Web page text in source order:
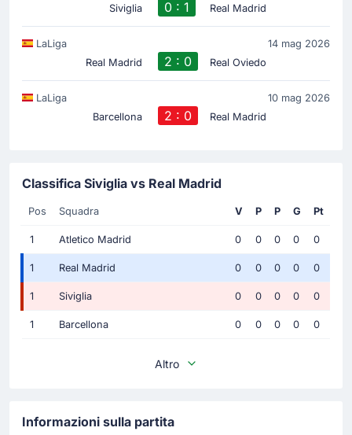
Siviglia
0 : 1 Real Madrid
LaLiga
14 mag 2026
Real Madrid
2 : 0 Real Oviedo
LaLiga
10 mag 2026
Barcellona
2 : 0 Real Madrid
Classifica Siviglia vs Real Madrid
Pos Squadra V P P G Pt
1 Atletico Madrid 0 0 0 0 0
1 Real Madrid 0 0 0 0 0
1 Siviglia 0 0 0 0 0
1 Barcellona 0 0 0 0 0
Altro
Informazioni sulla partita